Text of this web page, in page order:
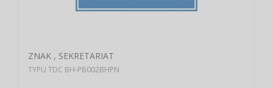
ZNAK , SEKRETARIAT
TYPU TDC BH-PB002BHPN